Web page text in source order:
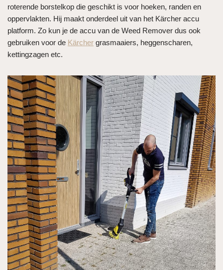
roterende borstelkop die geschikt is voor hoeken, randen en
oppervlakten. Hij maakt onderdeel uit van het Kärcher accu
platform. Zo kun je de accu van de Weed Remover dus ook
gebruiken voor de Kärcher grasmaaiers, heggenscharen,
kettingzagen etc.